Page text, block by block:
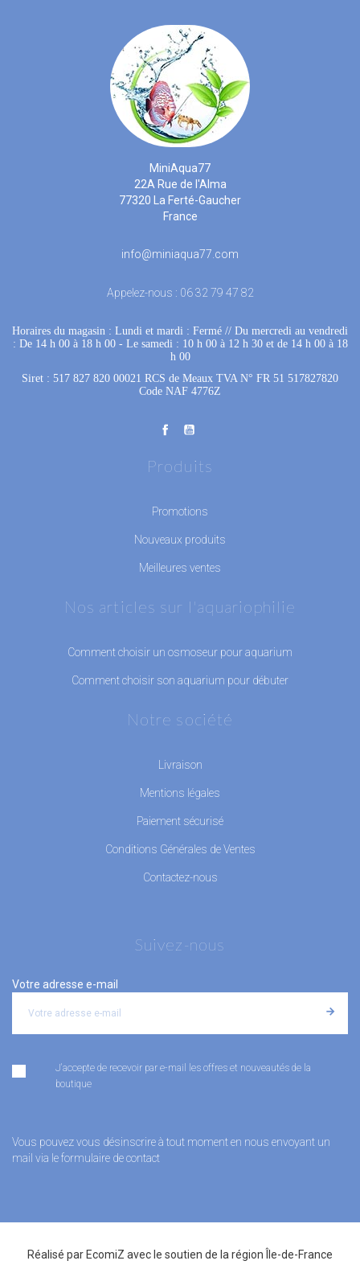
MiniAqua77
22A Rue de l'Alma
77320 La Ferté-Gaucher
France
info@miniaqua77.com
Appelez-nous : 06 32 79 47 82
Horaires du magasin : Lundi et mardi : Fermé // Du mercredi au vendredi
: De 14 h 00 à 18 h 00 - Le samedi : 10 h 00 à 12 h 30 et de 14 h 00 à 18
h 00
Siret : 517 827 820 00021 RCS de Meaux TVA N° FR 51 517827820
Code NAF 4776Z
Produits
Promotions
Nouveaux produits
Meilleures ventes
Nos articles sur l'aquariophilie
Comment choisir un osmoseur pour aquarium
Comment choisir son aquarium pour débuter
Notre société
Livraison
Mentions légales
Paiement sécurisé
Conditions Générales de Ventes
Contactez-nous
Suivez-nous
Votre adresse e-mail
J'accepte de recevoir par e-mail les offres et nouveautés de la
boutique
Vous pouvez vous désinscrire à tout moment en nous envoyant un
mail via le formulaire de contact
Réalisé par EcomiZ avec le soutien de larégion Île-de-France